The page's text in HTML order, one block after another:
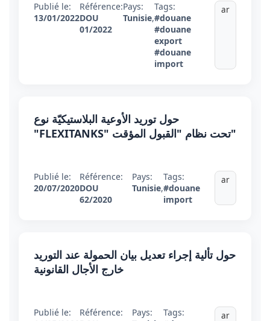
Publié le:
13/01/2022
Référence:
DOU
01/2022
Pays:
Tunisie,
Tags:
#douane
#douane
export
#douane
import
ar
حول توريد الأوعية البلاستيكيّة نوع
"FLEXITANKS" تحت نظام "القبول المؤقت"
Publié le:
20/07/2020
Référence:
DOU
62/2020
Pays:
Tunisie,
Tags:
#douane
import
ar
حول تألية إجراء تعديل بيان الحمولة عند التوريد
خارج الأجال القانونية
Publié le:
Référence:
Pays:
Tags:
ar